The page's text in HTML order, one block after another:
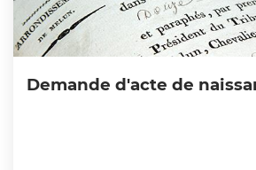
Demande d'acte de